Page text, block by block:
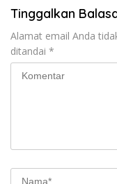
Tinggalkan
Alamat email Anda
ditandai *